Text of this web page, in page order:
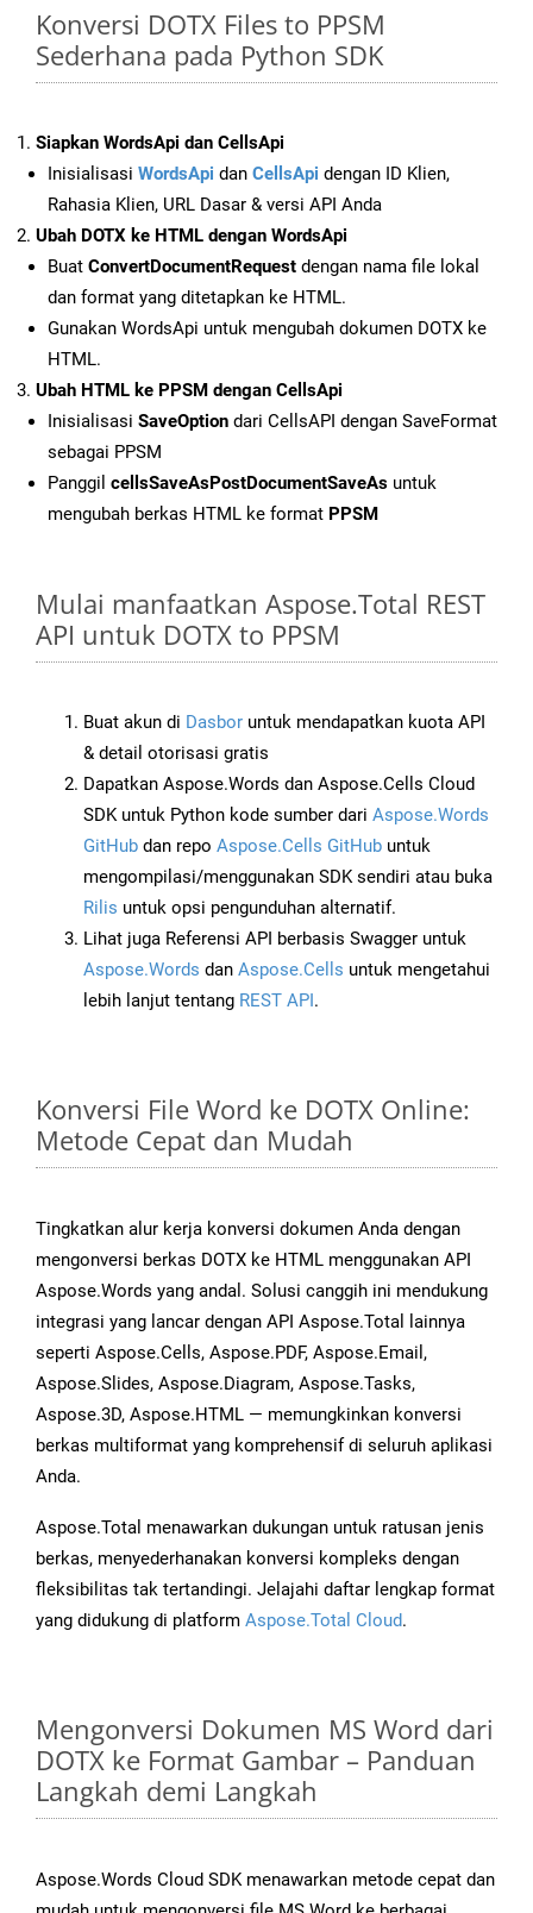
Konversi DOTX Files to PPSM
Sederhana pada Python SDK
Siapkan WordsApi dan CellsApi
Inisialisasi WordsApi dan CellsApi dengan ID Klien,
Rahasia Klien, URL Dasar & versi API Anda
Ubah DOTX ke HTML dengan WordsApi
Buat ConvertDocumentRequest dengan nama file lokal
dan format yang ditetapkan ke HTML.
Gunakan WordsApi untuk mengubah dokumen DOTX ke
HTML.
Ubah HTML ke PPSM dengan CellsApi
Inisialisasi SaveOption dari CellsAPI dengan SaveFormat
sebagai PPSM
Panggil cellsSaveAsPostDocumentSaveAs untuk
mengubah berkas HTML ke format PPSM
Mulai manfaatkan Aspose.Total REST
API untuk DOTX to PPSM
Buat akun di Dasbor untuk mendapatkan kuota API
& detail otorisasi gratis
Dapatkan Aspose.Words dan Aspose.Cells Cloud
SDK untuk Python kode sumber dari Aspose.Words
GitHub dan repo Aspose.Cells GitHub untuk
mengompilasi/menggunakan SDK sendiri atau buka
Rilis untuk opsi pengunduhan alternatif.
Lihat juga Referensi API berbasis Swagger untuk
Aspose.Words dan Aspose.Cells untuk mengetahui
lebih lanjut tentang REST API.
Konversi File Word ke DOTX Online:
Metode Cepat dan Mudah
Tingkatkan alur kerja konversi dokumen Anda dengan
mengonversi berkas DOTX ke HTML menggunakan API
Aspose.Words yang andal. Solusi canggih ini mendukung
integrasi yang lancar dengan API Aspose.Total lainnya
seperti Aspose.Cells, Aspose.PDF, Aspose.Email,
Aspose.Slides, Aspose.Diagram, Aspose.Tasks,
Aspose.3D, Aspose.HTML — memungkinkan konversi
berkas multiformat yang komprehensif di seluruh aplikasi
Anda.
Aspose.Total menawarkan dukungan untuk ratusan jenis
berkas, menyederhanakan konversi kompleks dengan
fleksibilitas tak tertandingi. Jelajahi daftar lengkap format
yang didukung di platform Aspose.Total Cloud.
Mengonversi Dokumen MS Word dari
DOTX ke Format Gambar – Panduan
Langkah demi Langkah
Aspose.Words Cloud SDK menawarkan metode cepat dan